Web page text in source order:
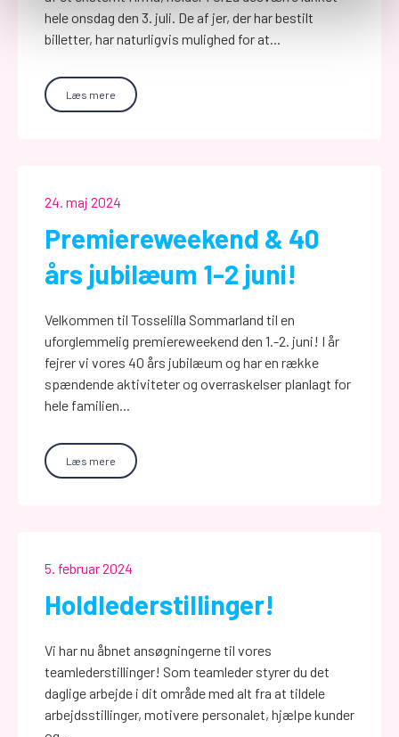
hele onsdag den 3. juli. De af jer, der har bestilt
billetter, har naturligvis mulighed for at...
Læs mere
24. maj 2024
Premiereweekend & 40
års jubilæum 1-2 juni!
Velkommen til Tosselilla Sommarland til en
uforglemmelig premiereweekend den 1.-2. juni! I år
fejrer vi vores 40 års jubilæum og har en række
spændende aktiviteter og overraskelser planlagt for
hele familien...
Læs mere
5. februar 2024
Holdlederstillinger!
Vi har nu åbnet ansøgningerne til vores
teamlederstillinger! Som teamleder styrer du det
daglige arbejde i dit område med alt fra at tildele
arbejdsstillinger, motivere personalet, hjælpe kunder